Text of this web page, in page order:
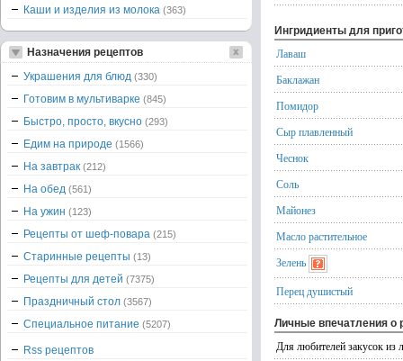
Ингридиенты для
Лаваш
Баклажан
Помидор
Сыр плавленный
Чеснок
Соль
Майонез
Масло растительное
Зелень
Перец душистый
Личные впечатления о
Для любителей закусок из
Каши и изделия из молока (363)
Назначения рецептов
Украшения для блюд (330)
Готовим в мультиварке (845)
Быстро, просто, вкусно (293)
Едим на природе (1566)
На завтрак (212)
На обед (561)
На ужин (123)
Рецепты от шеф-повара (215)
Старинные рецепты (13)
Рецепты для детей (7375)
Праздничный стол (3567)
Специальное питание (5207)
Rss рецептов